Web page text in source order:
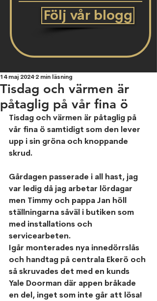
Följ vår blogg
Tisdag och värmen är
påtaglig på vår fina ö
14 maj 2024 2 min läsning
Tisdag och värmen är påtaglig på
vår fina ö samtidigt som den lever
upp i sin gröna och knoppande
skrud.
Gårdagen passerade i all hast, jag
var ledig då jag arbetar lördagar
men Timmy och pappa Jan höll
ställningarna såväl i butiken som
med installations och
servicearbeten.
Igår monterades nya innedörrslås
och handtag på centrala Ekerö och
så skruvades det med en kunds
Yale Doorman där appen bråkade
en del, inget som inte går att lösa!